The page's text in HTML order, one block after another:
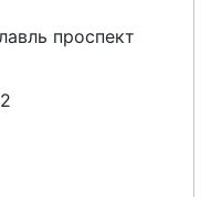
проспект